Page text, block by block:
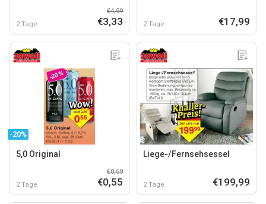
2 Tage
€4,99
€3,33 2 Tage €17,99
-20%
5,0 Original
2 Tage
€0,69
€0,55
Liege-/Fernsehsessel
2 Tage €199,99